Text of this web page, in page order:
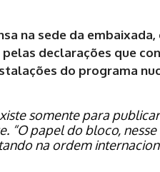
na sede da
declarações que
do programa
somente para
“O papel do bloco,
na ordem